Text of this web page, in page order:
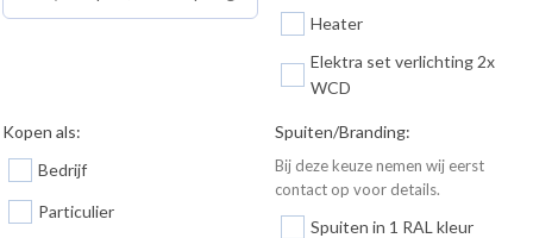
Heater
Elektra set verlichting 2x
WCD
Kopen als:
Bedrijf
Particulier
Spuiten/Branding:
Bij deze keuze nemen wij eerst
contact op voor details.
Spuiten in 1 RAL kleur